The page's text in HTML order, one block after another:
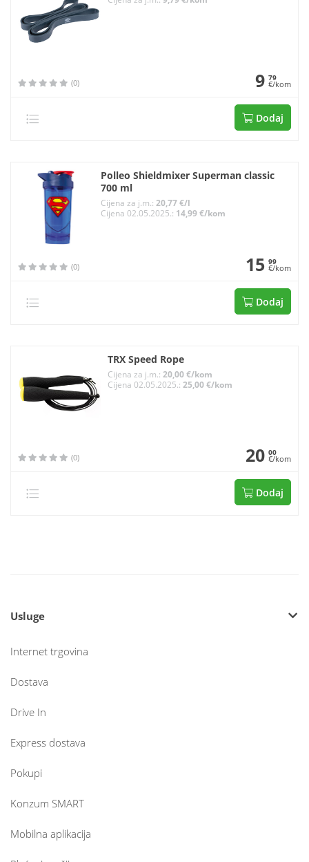
(0) 9 79
€/kom
Dodaj
Polleo Shieldmixer Superman classic
700 ml
Cijena za j.m.: 20,77 €/l
Cijena 02.05.2025.: 14,99 €/kom
(0) 15 99
€/kom
Dodaj
TRX Speed Rope
Cijena za j.m.: 20,00 €/kom
Cijena 02.05.2025.: 25,00 €/kom
(0) 20 00
€/kom
Dodaj
Usluge
Internet trgovina
Dostava
Drive In
Express dostava
Pokupi
Konzum SMART
Mobilna aplikacija